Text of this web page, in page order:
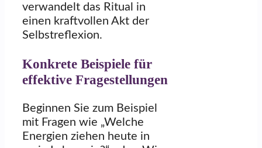
verwandelt das Ritual in
einen kraftvollen Akt der
Selbstreflexion.
Konkrete Beispiele für
effektive Fragestellungen
Beginnen Sie zum Beispiel
mit Fragen wie „Welche
Energien ziehen heute in